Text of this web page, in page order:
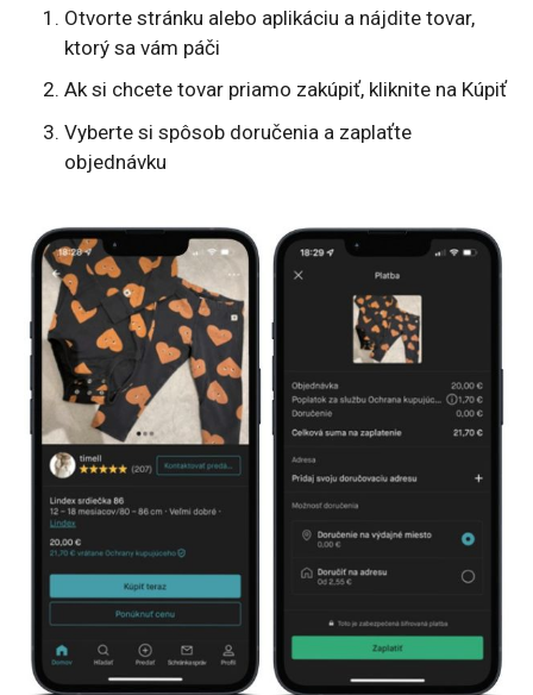
Otvorte stránku alebo aplikáciu a nájdite tovar,
ktorý sa vám páči
Ak si chcete tovar priamo zakúpiť, kliknite na Kúpiť
Vyberte si spôsob doručenia a zaplaťte
objednávku